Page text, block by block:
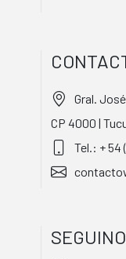
Gral.
CP 4000 |
Tel.: + 54